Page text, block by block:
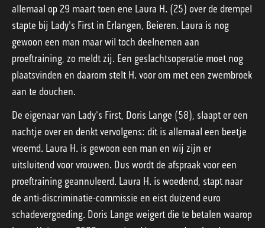
allemaal op 29 maart toen ene Laura H. (25) over de drempel
stapte bij Lady's First in Erlangen, Beieren. Laura is nog
gewoon een man maar wil toch deelnemen aan
proeftraining, zo meldt zij. Een geslachtsoperatie moet nog
plaatsvinden en daarom stelt H. voor om met een zwembroek
aan te douchen.
De eigenaar van Lady's First, Doris Lange (58), slaapt er een
nachtje over en denkt vervolgens: dit is allemaal een beetje
vreemd. Laura H. is gewoon een man en wij zijn er
uitsluitend voor vrouwen. Dus wordt de afspraak voor een
proeftraining geannuleerd. Laura H. is woedend, stapt naar
de anti-discriminatie-commissie en eist duizend euro
schadevergoeding. Doris Lange weigert die te betalen waarop